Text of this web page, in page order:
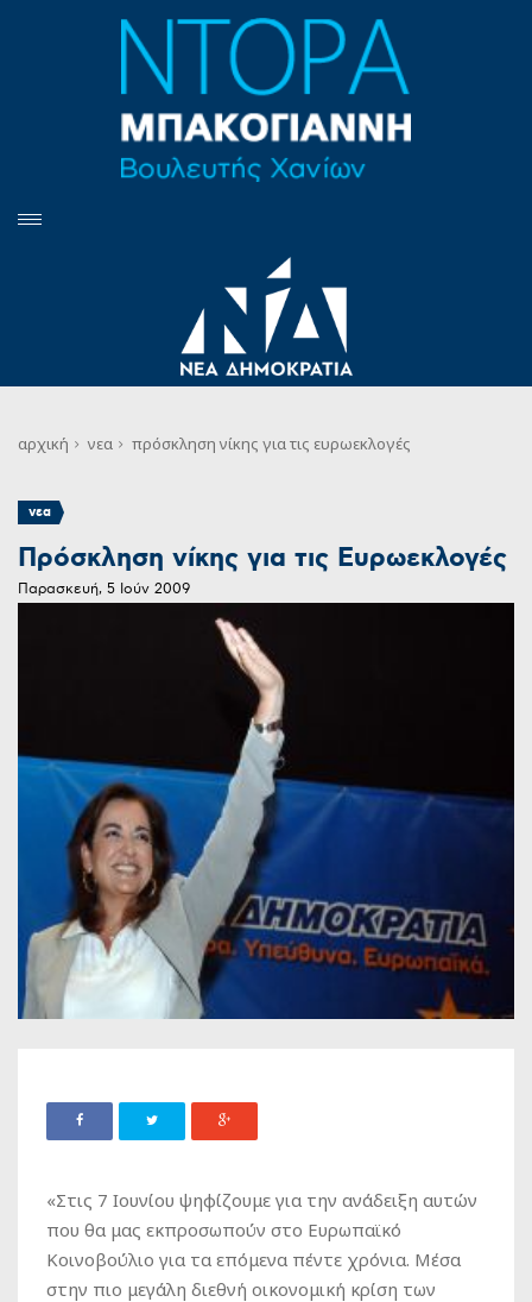
αρχική νεα πρόσκληση νίκης για τις ευρωεκλογές
νεα
Πρόσκληση νίκης για τις Ευρωεκλογές
Παρασκευή, 5 Ιούν 2009
«Στις 7 Ιουνίου ψηφίζουμε για την ανάδειξη αυτών
που θα μας εκπροσωπούν στο Ευρωπαϊκό
Κοινοβούλιο για τα επόμενα πέντε χρόνια. Μέσα
στην πιο μεγάλη διεθνή οικονομική κρίση των